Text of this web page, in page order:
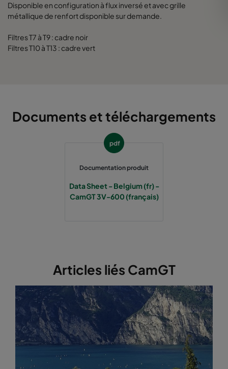
Disponible en configuration à flux inversé et avec grille
métallique de renfort disponible sur demande.
Filtres T7 à T9 : cadre noir
Filtres T10 à T13 : cadre vert
Documents et téléchargements
pdf
Documentation produit
Data Sheet - Belgium (fr) -
CamGT 3V-600 (français)
Articles liés CamGT